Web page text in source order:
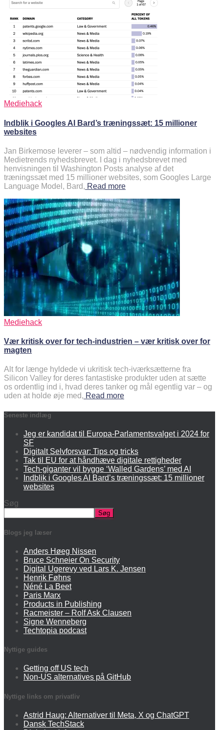
Mediehack
Indblik i Googles AI Bard’s træningssæt: 15 millioner
websites
Jan Birkemose leverer – som altid – nødvendig information i
Medietrends nyhedsbrevet. I dag i nyhedsbrevet med
henvisningen til Washington Posts analyse af det
træningssæt med 15 millioner websites, som Googles Large
Language Model, Bard, Read more
Mediehack
Vær kritisk over for tech-industrien – vær kritisk over for
magten
Alt for længe hyldede vi ukritisk tech-iværksætterne fra
Silicon Valley for deres fantastiske produkter uden at sætte
os ordentlig ind i, hvad deres tanker og mål egentlig var – og
uden at holde øje med, Read more
Seneste indlæg
Jeg er kandidat til Europa-Parlamentsvalget i 2024 for
SF
Digitalt Selvforsvar: Tips og tricks
Tak til EU for at håndhæve digitale rettigheder
Tech-giganter vil bygge ‘Walled Gardens’ med AI
Indblik i Googles AI Bard’s træningssæt: 15 millioner
websites
Søg
Søg
Blogs jeg læser
Anders Høeg Nissen
Bruce Schneier On Security
Digital Ugerevy ved Lars K. Jensen
Henrik Føhns
Néné La Beet
Paris Marx
Products in Publishing
Racmeister – Rolf Ask Clausen
Signe Wenneberg
Techtopia podcast
Nyttige guides
Getting off US tech
Non-US alternatives på GitHub
Nyttige links om privatliv
Astrid Haug: Alternativer til Meta, X og ChatGPT
Dansk TechStack